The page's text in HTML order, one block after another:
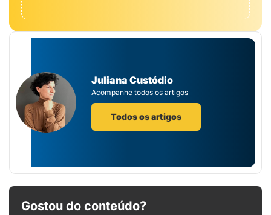
Juliana Custódio
Acompanhe todos os artigos
Todos os artigos
Gostou do conteúdo?